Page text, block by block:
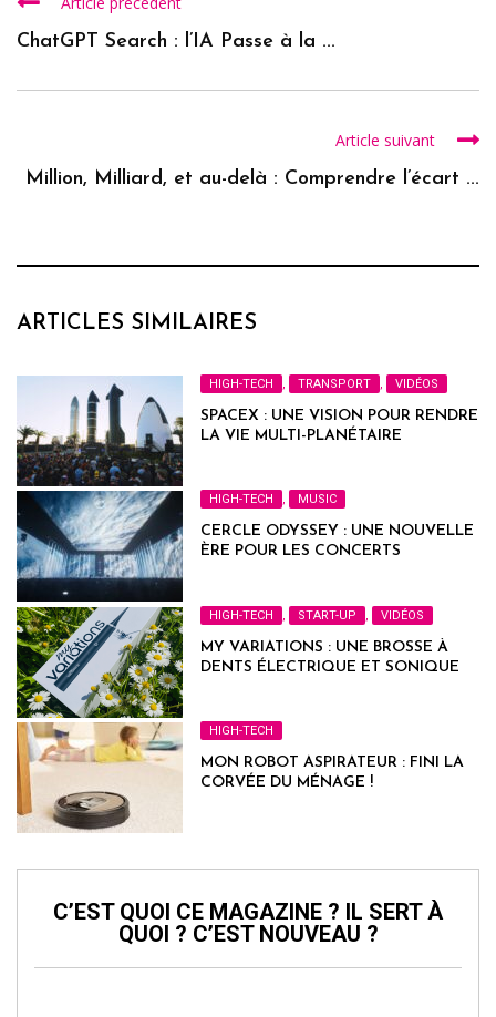
ChatGPT Search : l’IA Passe à la ...
Article suivant
Million, Milliard, et au-delà : Comprendre l’écart ...
ARTICLES SIMILAIRES
HIGH-TECH , TRANSPORT , VIDÉOS
SPACEX : UNE VISION POUR RENDRE
LA VIE MULTI-PLANÉTAIRE
HIGH-TECH , MUSIC
CERCLE ODYSSEY : UNE NOUVELLE
ÈRE POUR LES CONCERTS
HIGH-TECH , START-UP , VIDÉOS
MY VARIATIONS : UNE BROSSE À
DENTS ÉLECTRIQUE ET SONIQUE
HIGH-TECH
MON ROBOT ASPIRATEUR : FINI LA
CORVÉE DU MÉNAGE !
C’EST QUOI CE MAGAZINE ? IL SERT À
QUOI ? C’EST NOUVEAU ?